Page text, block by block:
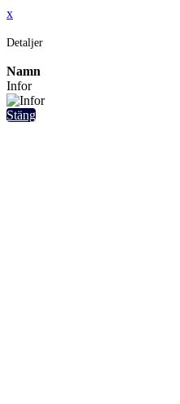
x
Detaljer
Namn
Infor
Stäng